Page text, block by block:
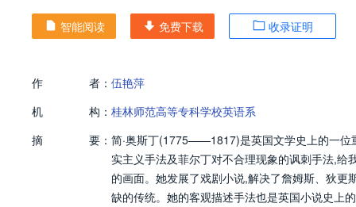
智能阅读 免费下载 收录证明
作 者： 伍艳萍
机
构： 桂林师范高等专科学校英语系
摘
要： 简·奥斯丁(1775——1817)是英国文学史上的一位
实主义手法及菲尔丁对不合理现象的讽刺手法,
的画面。她发展了戏剧小说,解决了詹姆斯、狄
缺的传统。她的客观描述手法也是英国小说史上